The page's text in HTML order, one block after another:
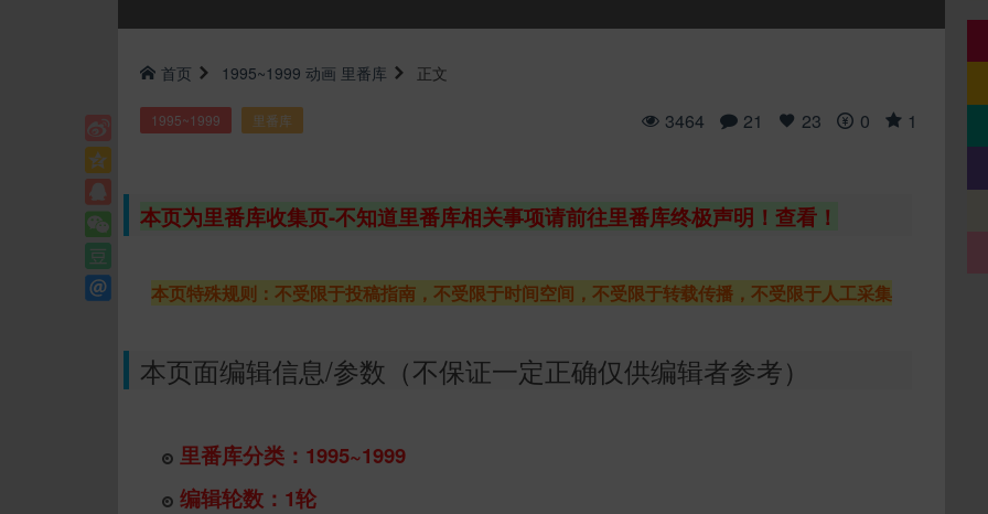
首页 1995~1999 动画 里番库 正文
1995~1999 里番库 3464 21 23 0 1
本页为里番库收集页-不知道里番库相关事项请前往里番库终极声明！查看！
本页特殊规则：不受限于投稿指南，不受限于时间空间，不受限于转载传播，不受限于人工采集
本页面编辑信息/参数（不保证一定正确仅供编辑者参考）
里番库分类：1995~1999
编辑轮数：1轮